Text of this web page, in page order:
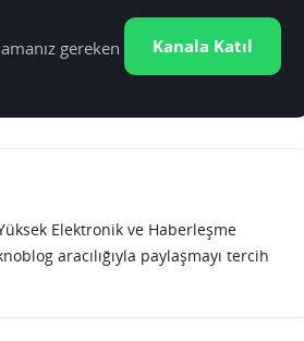
gereken
Kanala Katıl
Elektronik ve Haberleşme
aracılığıyla paylaşmayı tercih